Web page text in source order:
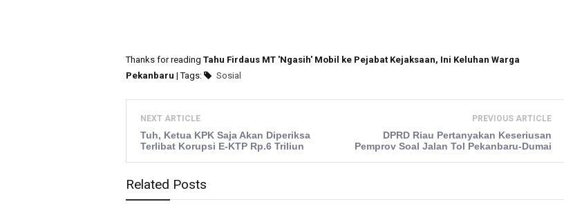
Thanks for reading Tahu Firdaus MT 'Ngasih' Mobil ke Pejabat Kejaksaan, Ini Keluhan Warga
Pekanbaru | Tags: Sosial
NEXT ARTICLE
Tuh, Ketua KPK Saja Akan Diperiksa
Terlibat Korupsi E-KTP Rp.6 Triliun
PREVIOUS ARTICLE
DPRD Riau Pertanyakan Keseriusan
Pemprov Soal Jalan Tol Pekanbaru-Dumai
Related Posts